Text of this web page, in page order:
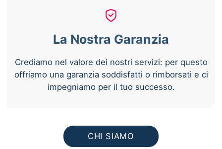
La Nostra Garanzia
Crediamo nel valore dei nostri servizi: per questo
offriamo una garanzia soddisfatti o rimborsati e ci
impegniamo per il tuo successo.
CHI SIAMO